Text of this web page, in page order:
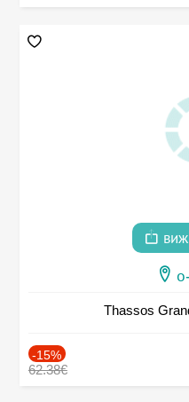
Thassos
-15%
62.38€